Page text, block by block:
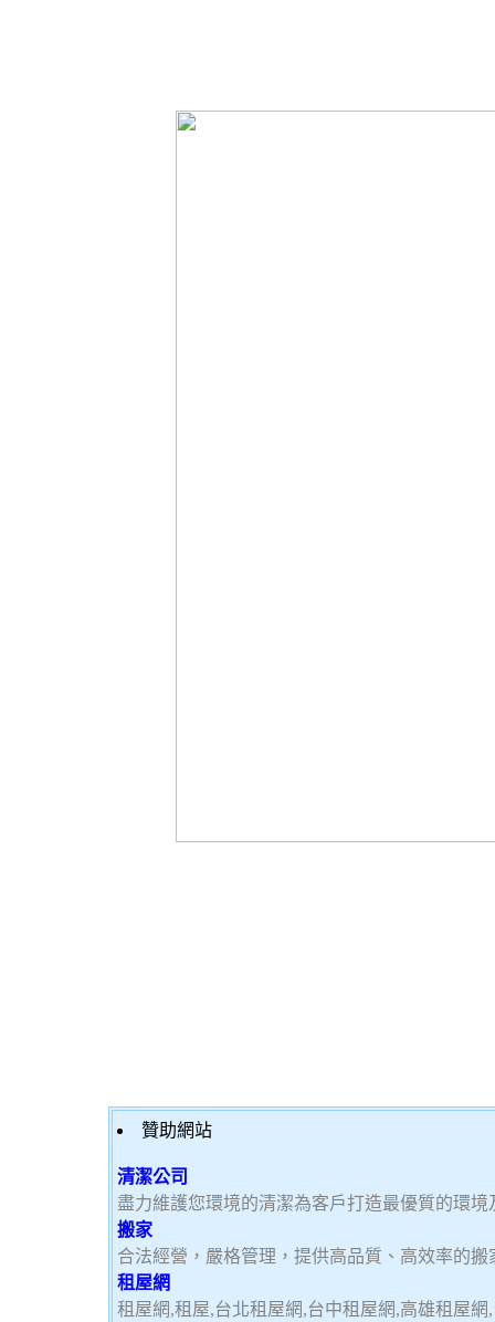
贊助網站
清潔公司
盡力維護您環境的清潔為客戶打造最優質的環境
搬家
合法經營，嚴格管理，提供高品質、高效率的
租屋網
租屋網,租屋,台北租屋網,台中租屋網,高雄租屋